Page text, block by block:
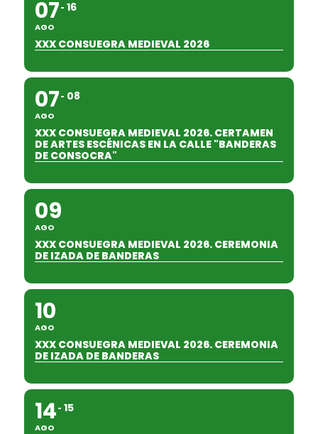
07
AGO
16
XXX CONSUEGRA MEDIEVAL 2026
07
AGO
08
XXX CONSUEGRA MEDIEVAL 2026. CERTAMEN
DE ARTES ESCÉNICAS EN LA CALLE "BANDERAS
DE CONSOCRA"
09
AGO
XXX CONSUEGRA MEDIEVAL 2026. CEREMONIA
DE IZADA DE BANDERAS
10
AGO
XXX CONSUEGRA MEDIEVAL 2026. CEREMONIA
DE IZADA DE BANDERAS
14
AGO
15